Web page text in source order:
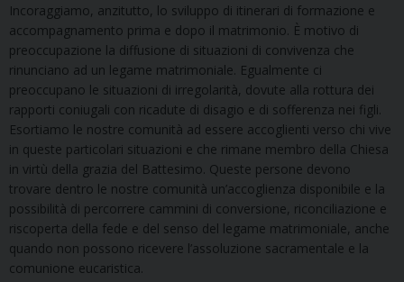
Incoraggiamo, anzitutto, lo sviluppo di itinerari di formazione e
accompagnamento prima e dopo il matrimonio. È motivo di
preoccupazione la diffusione di situazioni di convivenza che
rinunciano ad un legame matrimoniale. Egualmente ci
preoccupano le situazioni di irregolarità, dovute alla rottura dei
rapporti coniugali con ricadute di disagio e di sofferenza nei figli.
Esortiamo le nostre comunità ad essere accoglienti verso chi vive
in queste particolari situazioni e che rimane membro della Chiesa
in virtù della grazia del Battesimo. Queste persone devono
trovare dentro le nostre comunità un’accoglienza disponibile e la
possibilità di percorrere cammini di conversione, riconciliazione e
riscoperta della fede e del senso del legame matrimoniale, anche
quando non possono ricevere l’assoluzione sacramentale e la
comunione eucaristica.